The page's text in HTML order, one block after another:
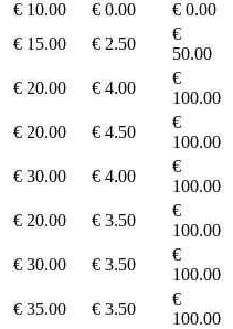
€ 10.00 € 0.00
€ 0.00
€ 15.00 € 2.50
€
50.00
€ 20.00 € 4.00
€
100.00
€ 20.00 € 4.50
€
100.00
€ 30.00 € 4.00
€
100.00
€ 20.00 € 3.50
€
100.00
€ 30.00 € 3.50
€
100.00
€ 35.00 € 3.50
€
100.00